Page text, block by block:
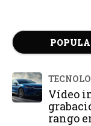
Vídeo
rango